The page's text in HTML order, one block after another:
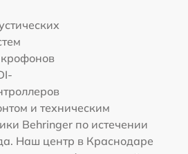
и техническим
Behringer по истечении
Наш центр в Краснодаре